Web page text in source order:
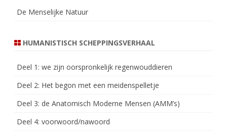
De Menselijke Natuur
HUMANISTISCH SCHEPPINGSVERHAAL
Deel 1: we zijn oorspronkelijk regenwouddieren
Deel 2: Het begon met een meidenspelletje
Deel 3: de Anatomisch Moderne Mensen (AMM’s)
Deel 4: voorwoord/nawoord